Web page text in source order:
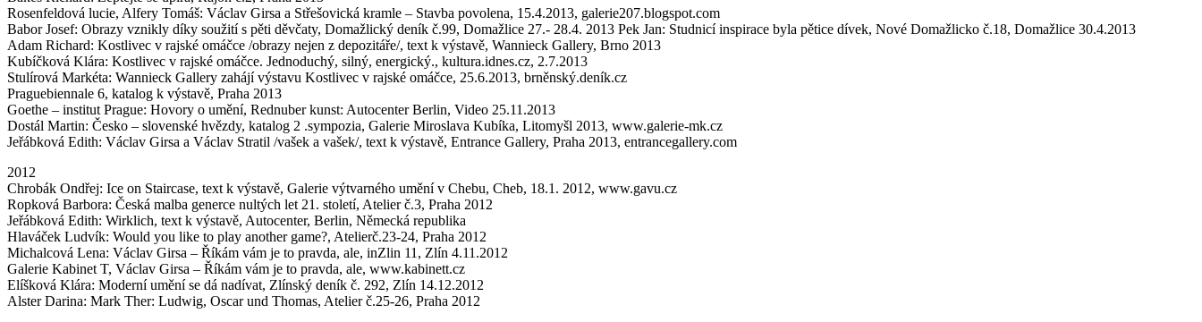
Rosenfeldová lucie, Alfery Tomáš: Václav Girsa a Střešovická kramle – Stavba povolena, 15.4.2013, galerie207.blogspot.com
Babor Josef: Obrazy vznikly díky soužití s pěti děvčaty, Domažlický deník č.99, Domažlice 27.- 28.4. 2013 Pek Jan: Studnicí inspirace byla pětice dívek, Nové Domažlicko č.18, Domažlice 30.4.2013
Adam Richard: Kostlivec v rajské omáčce /obrazy nejen z depozitáře/, text k výstavě, Wannieck Gallery, Brno 2013
Kubíčková Klára: Kostlivec v rajské omáčce. Jednoduchý, silný, energický., kultura.idnes.cz, 2.7.2013
Stulírová Markéta: Wannieck Gallery zahájí výstavu Kostlivec v rajské omáčce, 25.6.2013, brněnský.deník.cz
Praguebiennale 6, katalog k výstavě, Praha 2013
Goethe – institut Prague: Hovory o umění, Rednuber kunst: Autocenter Berlin, Video 25.11.2013
Dostál Martin: Česko – slovenské hvězdy, katalog 2 .sympozia, Galerie Miroslava Kubíka, Litomyšl 2013, www.galerie-mk.cz
Jeřábková Edith: Václav Girsa a Václav Stratil /vašek a vašek/, text k výstavě, Entrance Gallery, Praha 2013, entrancegallery.com
2012
Chrobák Ondřej: Ice on Staircase, text k výstavě, Galerie výtvarného umění v Chebu, Cheb, 18.1. 2012, www.gavu.cz
Ropková Barbora: Česká malba generce nultých let 21. století, Atelier č.3, Praha 2012
Jeřábková Edith: Wirklich, text k výstavě, Autocenter, Berlin, Německá republika
Hlaváček Ludvík: Would you like to play another game?, Atelierč.23-24, Praha 2012
Michalcová Lena: Václav Girsa – Říkám vám je to pravda, ale, inZlin 11, Zlín 4.11.2012
Galerie Kabinet T, Václav Girsa – Říkám vám je to pravda, ale, www.kabinett.cz
Elíšková Klára: Moderní umění se dá nadívat, Zlínský deník č. 292, Zlín 14.12.2012
Alster Darina: Mark Ther: Ludwig, Oscar und Thomas, Atelier č.25-26, Praha 2012